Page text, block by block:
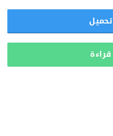
تحميل
قراءة